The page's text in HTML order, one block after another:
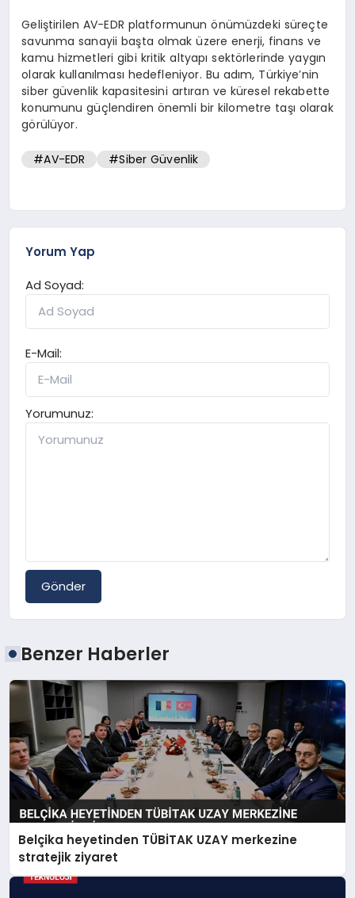
Geliştirilen AV-EDR platformunun önümüzdeki süreçte
savunma sanayii başta olmak üzere enerji, finans ve
kamu hizmetleri gibi kritik altyapı sektörlerinde yaygın
olarak kullanılması hedefleniyor. Bu adım, Türkiye’nin
siber güvenlik kapasitesini artıran ve küresel rekabette
konumunu güçlendiren önemli bir kilometre taşı olarak
görülüyor.
#AV-EDR #Siber Güvenlik
Yorum Yap
Ad Soyad:
E-Mail:
Yorumunuz:
Gönder
Benzer Haberler
Belçika heyetinden TÜBİTAK UZAY merkezine
stratejik ziyaret